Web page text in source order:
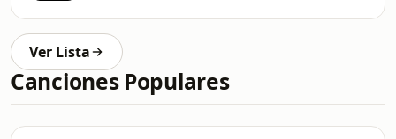
Ver Lista
Canciones Populares